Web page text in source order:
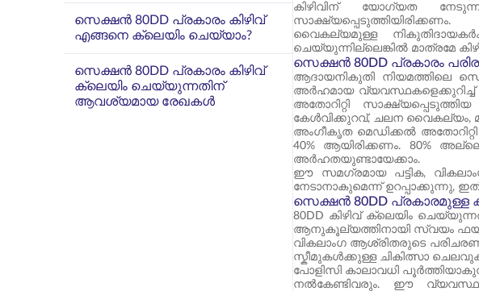
സെക്ഷൻ 80DD പ്രകാരം കിഴിവ്
എങ്ങനെ ക്ലെയിം ചെയ്യാം?
സെക്ഷൻ 80DD പ്രകാരം കിഴിവ്
ക്ലെയിം ചെയ്യുന്നതിന്
ആവശ്യമായ രേഖകൾ
കിഴിവിന് യോഗ്യത
സാക്ഷ്യപ്പെടുത്തിയിരിക്കണം.
വൈകല്യമുള്ള
ചെയ്യുന്നില്ലെങ്കിൽ മാത്രമേ
സെക്ഷൻ 80DD പ്രകാരം
ആദായനികുതി നിയമത്തിലെ
അർഹമായ
അതോറിറ്റി
കേൾവിക്കുറവ്, ചലന വൈകല്യം,
അംഗീകൃത മെഡിക്കൽ
40% ആയിരിക്കണം. 80%
അർഹതയുണ്ടായേക്കാം.
ഈ സമഗ്രമായ പട്ടിക,
നേടാനാകുമെന്ന് ഉറപ്പാക്കുന്നു,
സെക്ഷൻ 80DD പ്രകാരമുള്ള
80DD കിഴിവ് ക്ലെയിം
ആനുകൂല്യത്തിനായി സ്വയം
വികലാംഗ ആശ്രിതരുടെ
സ്കീമുകൾക്കുള്ള ചികിത്സാ
പോളിസി കാലാവധി
നൽകേണ്ടിവരും. ഈ